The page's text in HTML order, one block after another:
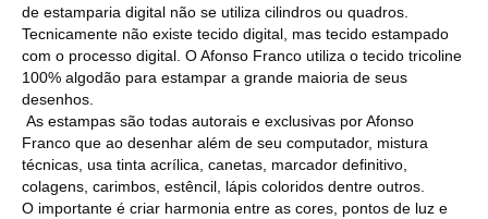
de estamparia digital não se utiliza cilindros ou quadros.
Tecnicamente não existe tecido digital, mas tecido estampado
com o processo digital. O Afonso Franco utiliza o tecido tricoline
100% algodão para estampar a grande maioria de seus
desenhos.
As estampas são todas autorais e exclusivas por Afonso
Franco que ao desenhar além de seu computador, mistura
técnicas, usa tinta acrílica, canetas, marcador definitivo,
colagens, carimbos, estêncil, lápis coloridos dentre outros.
O importante é criar harmonia entre as cores, pontos de luz e